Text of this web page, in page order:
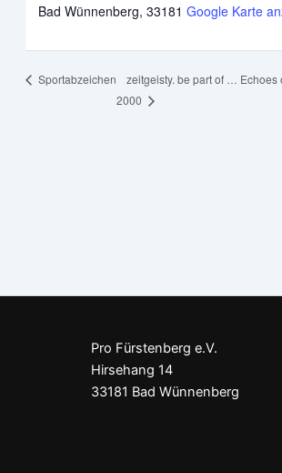
Bad Wünnenberg, 33181 Google Karte
Sportabzeichen
zeitgeisty. be part of … Echoes
2000
Pro Fürstenberg e.V.
Hirsehang 14
33181 Bad Wünnenberg